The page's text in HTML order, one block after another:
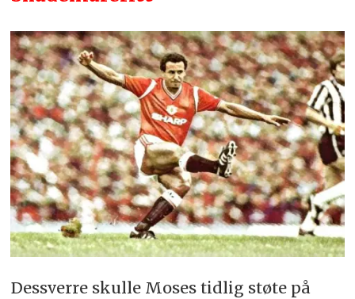
Dessverre skulle Moses tidlig støte på